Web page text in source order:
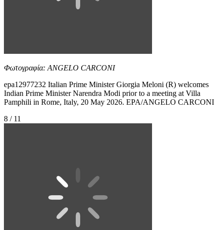
Φωτογραφία: ANGELO CARCONI
epa12977232 Italian Prime Minister Giorgia Meloni (R) welcomes
Indian Prime Minister Narendra Modi prior to a meeting at Villa
Pamphili in Rome, Italy, 20 May 2026. EPA/ANGELO CARCONI
8 / 11